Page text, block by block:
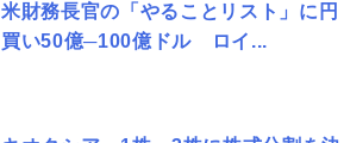
米財務長官の「やることリスト」に円
買い50億─100億ドル ロイ...